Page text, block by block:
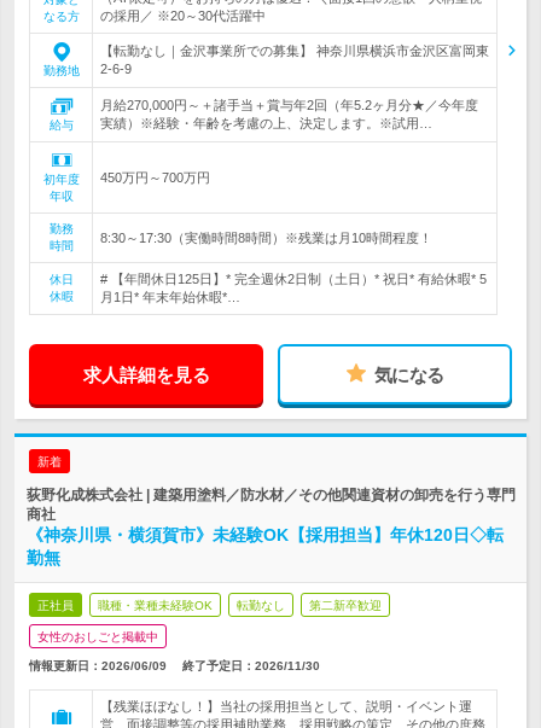
なる方
の採用／ ※20～30代活躍中
勤務地
【転勤なし｜金沢事業所での募集】 神奈川県横浜市金沢区富岡東
2-6-9
給与
月給270,000円～＋諸手当＋賞与年2回（年5.2ヶ月分★／今年度
実績）※経験・年齢を考慮の上、決定します。※試用…
初年度
年収
450万円～700万円
勤務
時間
8:30～17:30（実働時間8時間）※残業は月10時間程度！
休日
休暇
# 【年間休日125日】* 完全週休2日制（土日）* 祝日* 有給休暇* 5
月1日* 年末年始休暇*…
求人詳細を見る 気になる
新着
荻野化成株式会社 | 建築用塗料／防水材／その他関連資材の卸売を行う専門
商社
《神奈川県・横須賀市》未経験OK【採用担当】年休120日◇転
勤無
正社員 職種・業種未経験OK 転勤なし 第二新卒歓迎
女性のおしごと掲載中
情報更新日：2026/06/09 終了予定日： 2026/11/30
【残業ほぼなし！】当社の採用担当として、説明・イベント運
営、面接調整等の採用補助業務、採用戦略の策定、その他の庶務